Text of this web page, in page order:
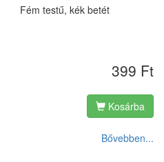
Fém testű, kék betét
399 Ft
Kosárba
Bővebben...